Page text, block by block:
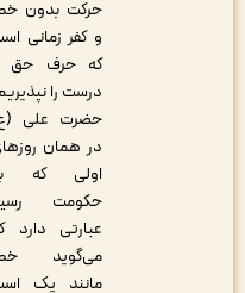
حرکت بدون خطا
و کفر زمانی است
که حرف حق و
درست را نپذیریم.
حضرت علی (ع)
در همان روزهای
اولی که به
حکومت رسید
عبارتی دارد که
می‌گوید خطا
مانند یک اسب